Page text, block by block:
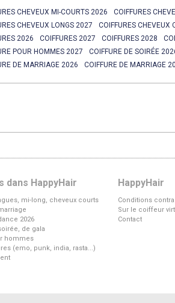
CHEVEUX MI-COURTS 2026
COIFFURES
CHEVEUX LONGS 2027
COIFFURES CHEVEUX
2026
COIFFURES 2027 COIFFURES 2028
POUR HOMMES 2027
COIFFURE DE SOIRÉE
DE MARRIAGE 2026
COIFFURE DE MARRIAGE
dans HappyHair
mi-long, cheveux courts
2026
de gala
hommes
(emo, punk, india, rasta...)
HappyHair
Conditions
Sur le coiffeur
Contact